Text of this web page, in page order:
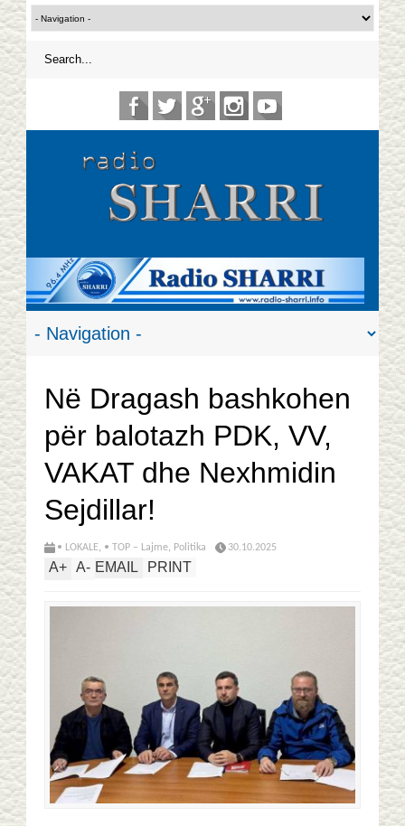
Në Dragash bashkohen
për balotazh PDK, VV,
VAKAT dhe Nexhmidin
Sejdillar!
• LOKALE, • TOP – Lajme, Politika 30.10.2025
A+ A- EMAIL PRINT